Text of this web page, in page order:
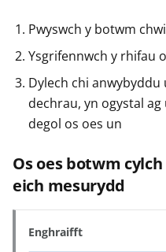
Pwyswch y botwm
Ysgrifennwch y rhifau
Dylech chi
dechrau, yn ogystal
degol os oes un
Os oes botwm
eich mesurydd
Enghraifft